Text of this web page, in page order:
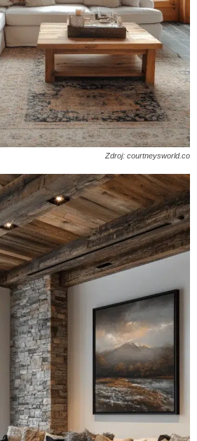
Zdroj: courtneysworld.co